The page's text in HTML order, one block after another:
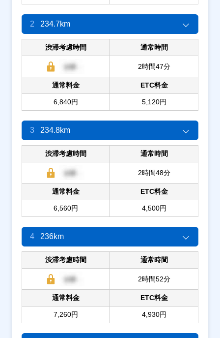
2 234.7km
渋滞考慮時間 通常時間
2時間47分
通常料金
6,840円
ETC料金
5,120円
3 234.8km
渋滞考慮時間 通常時間
2時間48分
通常料金
6,560円
ETC料金
4,500円
4 236km
渋滞考慮時間 通常時間
2時間52分
通常料金
7,260円
ETC料金
4,930円